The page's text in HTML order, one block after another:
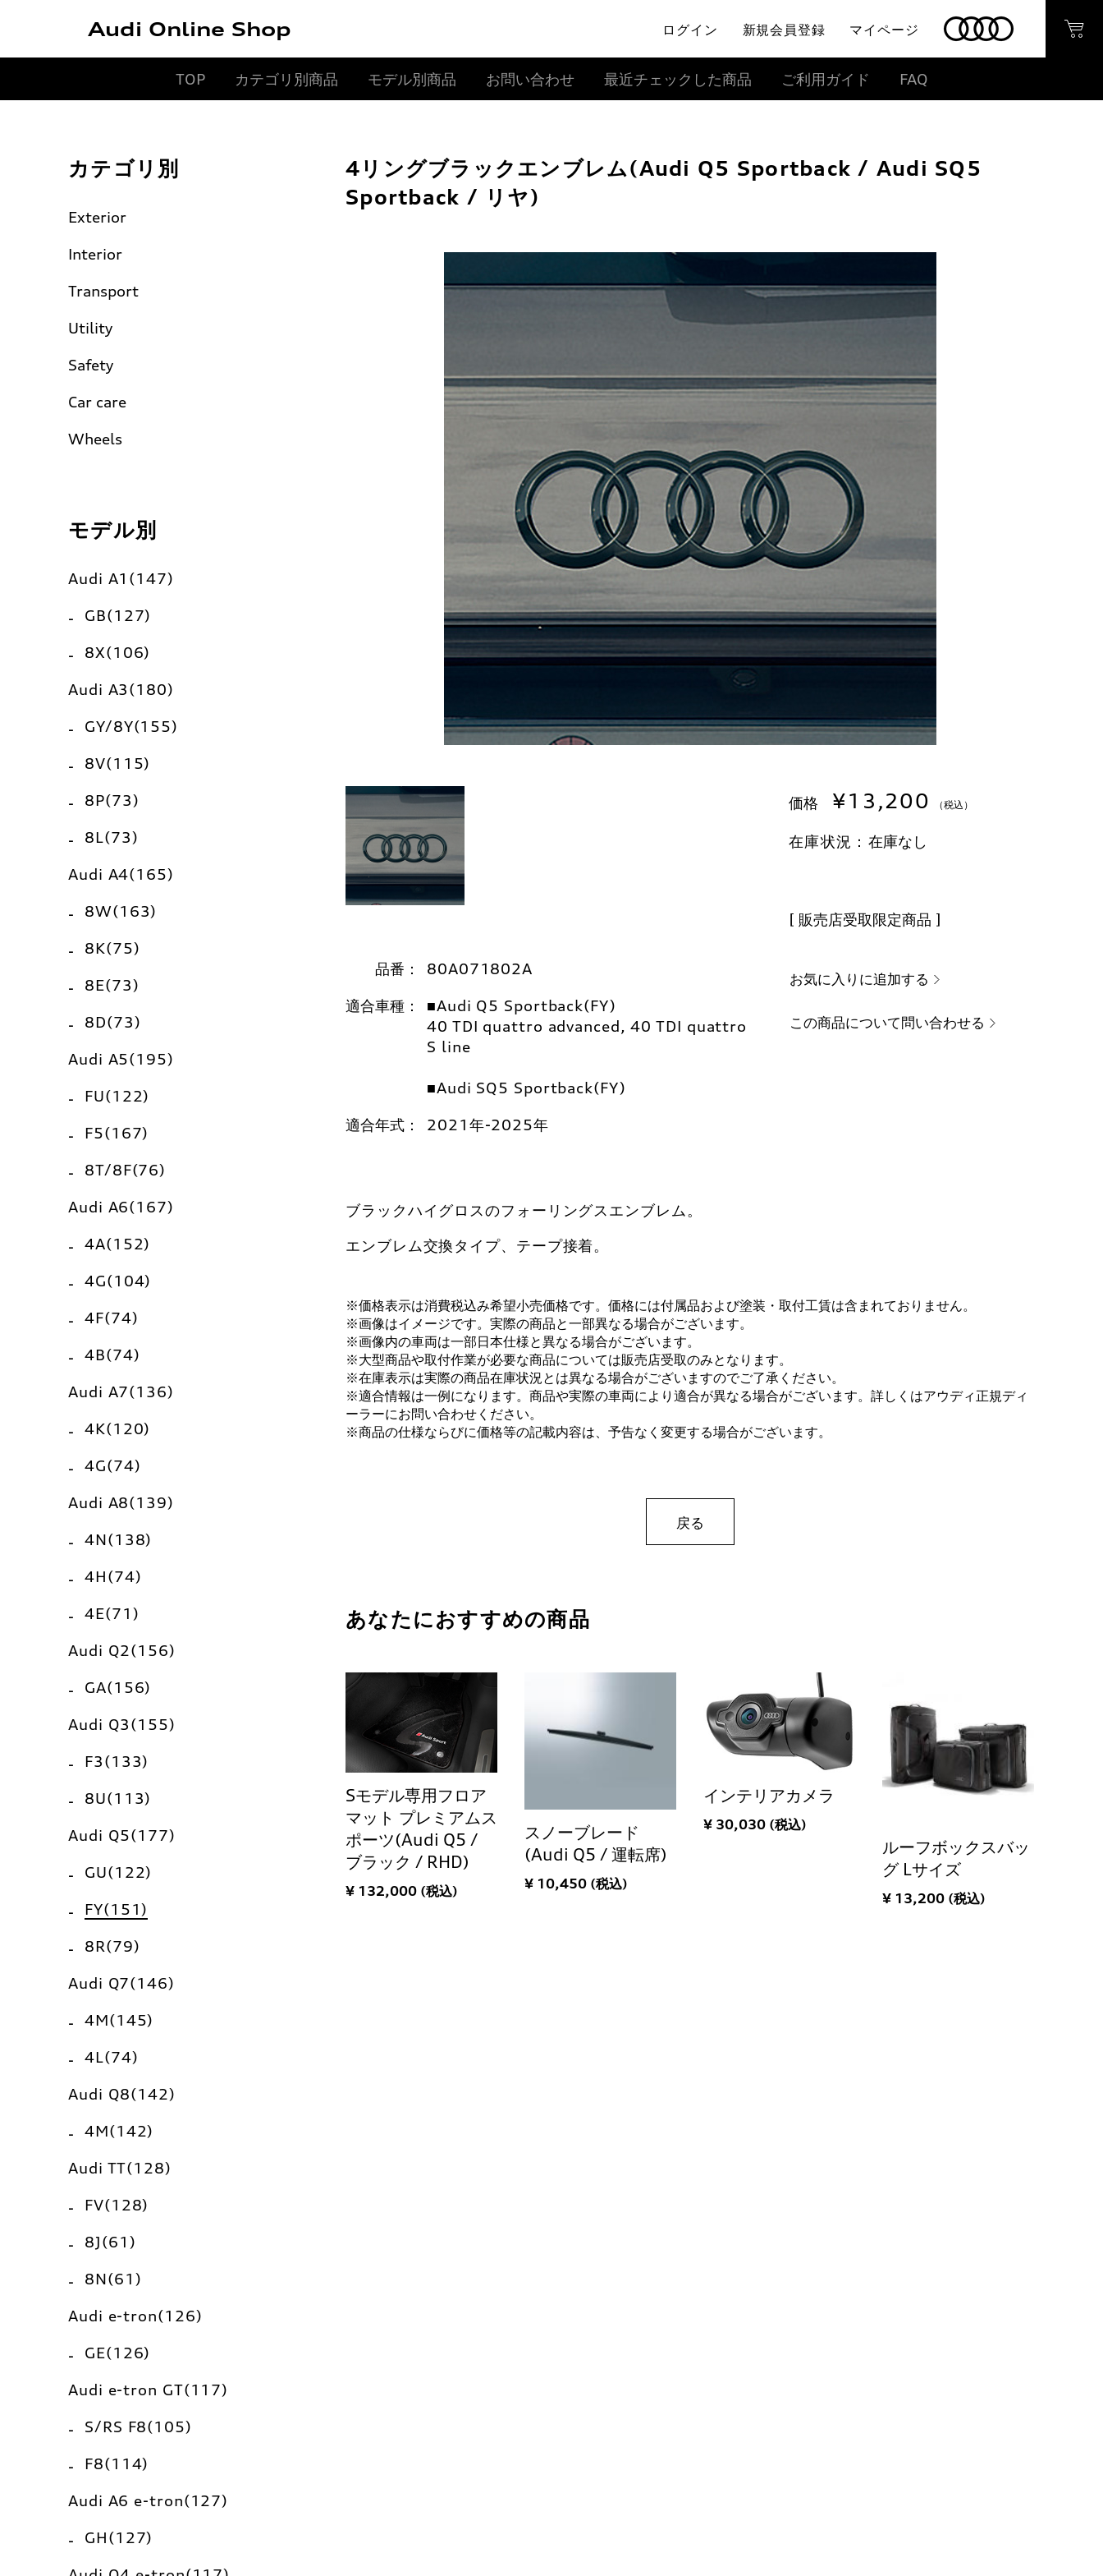
Audi Online Shop ログイン 新規会員登録 マイページ
TOP カテゴリ別商品 モデル別商品 お問い合わせ 最近チェックした商品 ご利用ガイド FAQ
カテゴリ別
Exterior
Interior
Transport
Utility
Safety
Car care
Wheels
モデル別
Audi A1(147)
GB(127)
8X(106)
Audi A3(180)
GY/8Y(155)
8V(115)
8P(73)
8L(73)
Audi A4(165)
8W(163)
8K(75)
8E(73)
8D(73)
Audi A5(195)
FU(122)
F5(167)
8T/8F(76)
Audi A6(167)
4A(152)
4G(104)
4F(74)
4B(74)
Audi A7(136)
4K(120)
4G(74)
Audi A8(139)
4N(138)
4H(74)
4E(71)
Audi Q2(156)
GA(156)
Audi Q3(155)
F3(133)
8U(113)
Audi Q5(177)
GU(122)
FY(151)
8R(79)
Audi Q7(146)
4M(145)
4L(74)
Audi Q8(142)
4M(142)
Audi TT(128)
FV(128)
8J(61)
8N(61)
Audi e-tron(126)
GE(126)
Audi e-tron GT(117)
S/RS F8(105)
F8(114)
Audi A6 e-tron(127)
GH(127)
4リングブラックエンブレム(Audi Q5 Sportback / Audi SQ5
Sportback / リヤ)
品番： 80A071802A
適合車種：
■Audi Q5 Sportback(FY)
40 TDI quattro advanced, 40 TDI quattro
S line
■Audi SQ5 Sportback(FY)
適合年式： 2021年-2025年
価格 ¥13,200 （税込）
在庫状況： 在庫なし
[ 販売店受取限定商品 ]
お気に入りに追加する
この商品について問い合わせる
ブラックハイグロスのフォーリングスエンブレム。
エンブレム交換タイプ、テープ接着。
※価格表示は消費税込み希望小売価格です。価格には付属品および塗装・取付工賃は含まれておりません。
※画像はイメージです。実際の商品と一部異なる場合がございます。
※画像内の車両は一部日本仕様と異なる場合がございます。
※大型商品や取付作業が必要な商品については販売店受取のみとなります。
※在庫表示は実際の商品在庫状況とは異なる場合がございますのでご了承ください。
※適合情報は一例になります。商品や実際の車両により適合が異なる場合がございます。詳しくはアウディ正規ディ
ーラーにお問い合わせください。
※商品の仕様ならびに価格等の記載内容は、予告なく変更する場合がございます。
戻る
あなたにおすすめの商品
Sモデル専用フロア
マット プレミアムス
ポーツ(Audi Q5 /
ブラック / RHD)
¥ 132,000 (税込)
スノーブレード
(Audi Q5 / 運転席)
¥ 10,450 (税込)
インテリアカメラ
¥ 30,030 (税込)
ルーフボックスバッ
グ Lサイズ
¥ 13,200 (税込)